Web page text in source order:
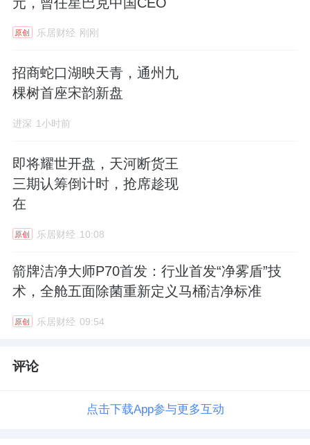
原创 乐居财经 刚刚
招商蛇口湖映天青，通州九
棵树首座宋韵新盘
进深 1小时前
即将耀世开盘，天河断货王
三期认筹倒计时，抢席趁现
在
原创 乐居财经 10:08
箭牌洁净大师P70首发：行业首发“净雾盾”技
术，全舱五面除菌重新定义马桶洁净标准
原创 乐居财经 09:54
评论
点击下载App参与更多互动